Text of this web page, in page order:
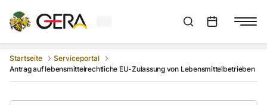
Aktuelles Wetter in GeraSuchleiste anzeigen
Startseite
Serviceportal
Antrag auf lebensmittelrechtliche EU-Zulassung von Lebensmittelbetrieben